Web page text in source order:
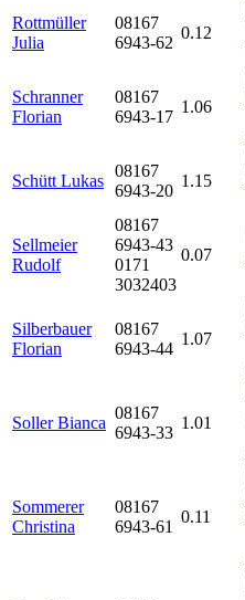
Rottmüller
Julia
08167
6943-62
0.12
Schranner
Florian
08167
6943-17
1.06
Schütt Lukas
08167
6943-20
1.15
Sellmeier
Rudolf
08167
6943-43
0171
3032403
0.07
Silberbauer
Florian
08167
6943-44
1.07
Soller Bianca
08167
6943-33
1.01
Sommerer
Christina
08167
6943-61
0.11